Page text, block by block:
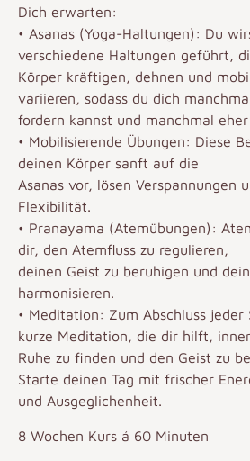
Dich erwarten:
• Asanas (Yoga-Haltungen): Du
verschiedene Haltungen geführt,
Körper kräftigen, dehnen und
variieren, sodass du dich
fordern kannst und manchmal
• Mobilisierende Übungen: Diese
deinen Körper sanft auf die
Asanas vor, lösen Verspannungen
Flexibilität.
• Pranayama (Atemübungen):
dir, den Atemfluss zu regulieren,
deinen Geist zu beruhigen und
harmonisieren.
• Meditation: Zum Abschluss jeder
kurze Meditation, die dir hilft,
Ruhe zu finden und den Geist zu
Starte deinen Tag mit frischer
und Ausgeglichenheit.
8 Wochen Kurs á 60 Minuten